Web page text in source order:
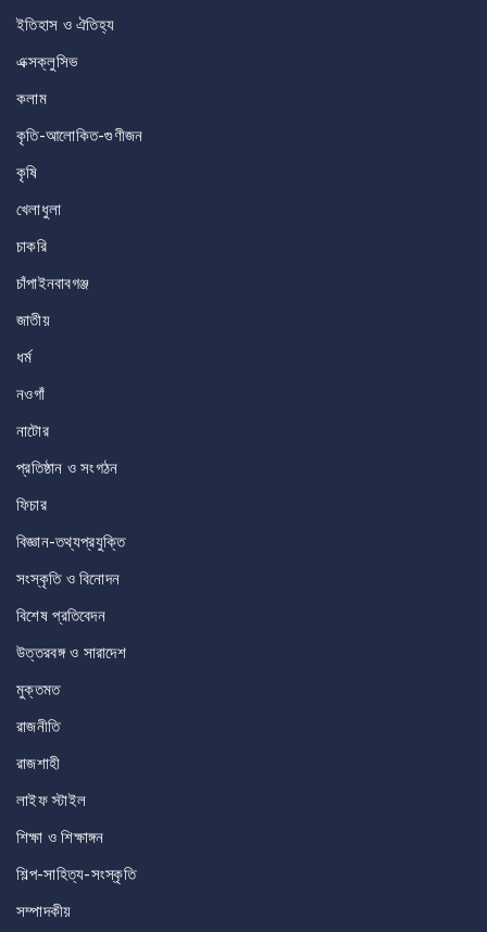
ইতিহাস ও ঐতিহ্য
এক্সক্লুসিভ
কলাম
কৃতি-আলোকিত-গুণীজন
কৃষি
খেলাধুলা
চাকরি
চাঁপাইনবাবগঞ্জ
জাতীয়
ধর্ম
নওগাঁ
নাটোর
প্রতিষ্ঠান ও সংগঠন
ফিচার
বিজ্ঞান-তথ্যপ্রযুক্তি
সংস্কৃতি ও বিনোদন
বিশেষ প্রতিবেদন
উত্তরবঙ্গ ও সারাদেশ
মুক্তমত
রাজনীতি
রাজশাহী
লাইফ স্টাইল
শিক্ষা ও শিক্ষাঙ্গন
শিল্প-সাহিত্য-সংস্কৃতি
সম্পাদকীয়